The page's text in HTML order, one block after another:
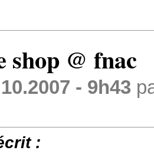
shop @ fnac
- 9h43
: